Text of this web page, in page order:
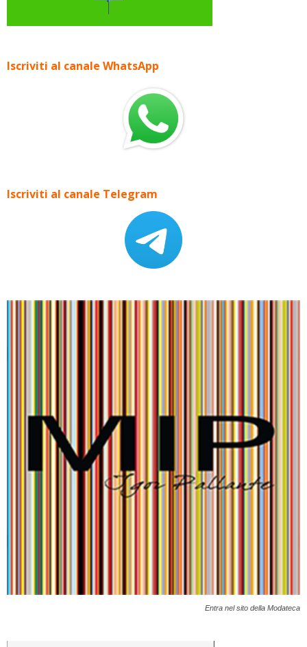
Iscriviti al canale WhatsApp
Iscriviti al canale Telegram
Entra nel sito della Modateca